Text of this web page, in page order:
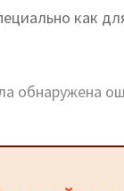
как
обнаружена